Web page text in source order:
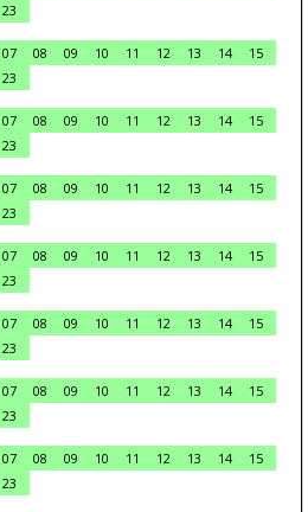
23
07 08 09 10 11 12 13 14
15
23
07 08 09 10 11 12 13 14
15
23
07 08 09 10 11 12 13 14
15
23
07 08 09 10 11 12 13 14
15
23
07 08 09 10 11 12 13 14
15
23
07 08 09 10 11 12 13 14
15
23
07 08 09 10 11 12 13 14
15
23